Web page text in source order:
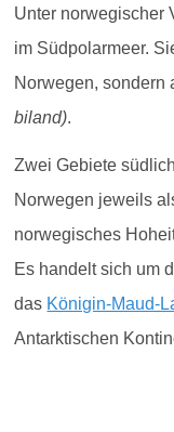
Unter norwegischer
im Südpolarmeer.
Norwegen,
biland).
Zwei Gebiete
Norwegen jeweils
norwegisches
Es handelt sich um
das Königin-Maud-
Antarktischen